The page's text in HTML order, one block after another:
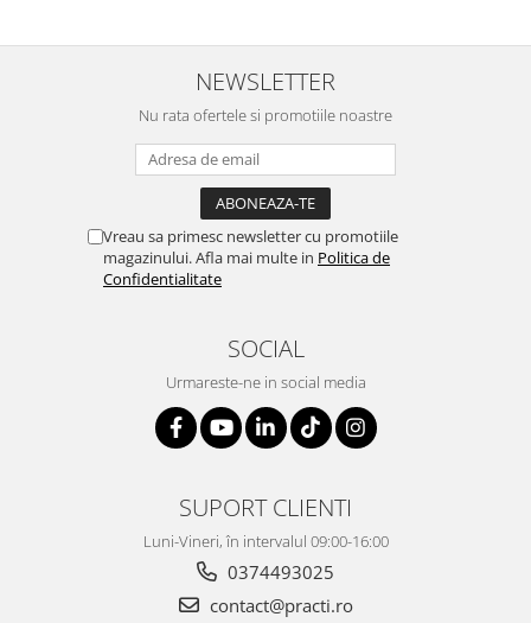
NEWSLETTER
Nu rata ofertele si promotiile noastre
Vreau sa primesc newsletter cu promotiile
magazinului. Afla mai multe in Politica de
Confidentialitate
SOCIAL
Urmareste-ne in social media
SUPORT CLIENTI
Luni-Vineri, în intervalul 09:00-16:00
0374493025
contact@practi.ro